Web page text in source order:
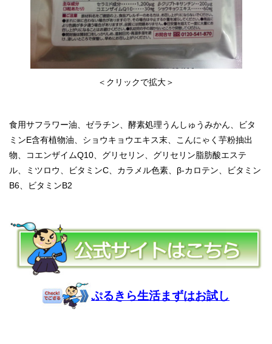
＜クリックで拡大＞
食用サフラワー油、ゼラチン、酵素処理うんしゅうみかん、ビタ
ミンE含有植物油、ショウキョウエキス末、こんにゃく芋粉抽出
物、コエンザイムQ10、グリセリン、グリセリン脂肪酸エステ
ル、ミツロウ、ビタミンC、カラメル色素、β-カロテン、ビタミン
B6、ビタミンB2
ぷるきら生活まずはお試し